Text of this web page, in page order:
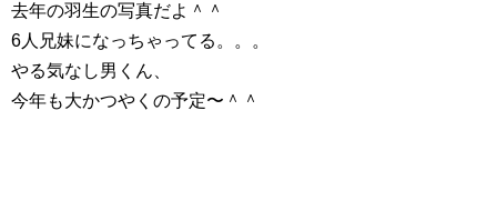
去年の羽生の写真だよ＾＾
6人兄妹になっちゃってる。。。
やる気なし男くん、
今年も大かつやくの予定〜＾＾